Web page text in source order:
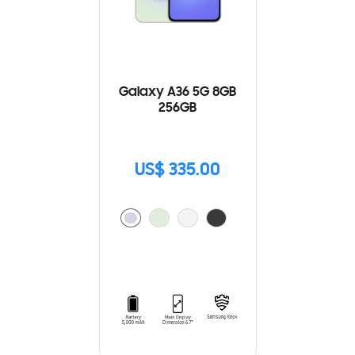
Galaxy A36 5G 8GB
256GB
US$ 335.00